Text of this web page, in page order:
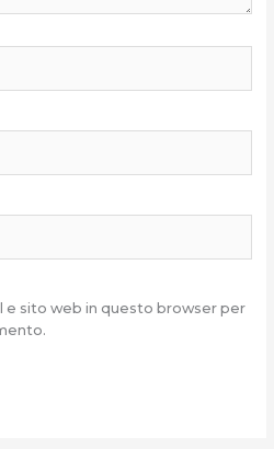
e sito web in questo browser per